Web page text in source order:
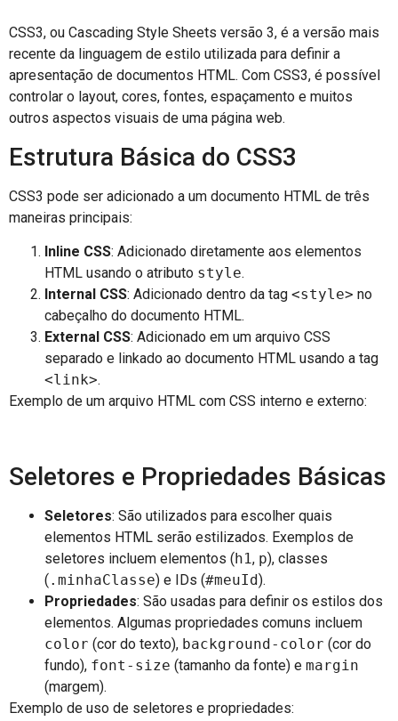
CSS3, ou Cascading Style Sheets versão 3, é a versão mais
recente da linguagem de estilo utilizada para definir a
apresentação de documentos HTML. Com CSS3, é possível
controlar o layout, cores, fontes, espaçamento e muitos
outros aspectos visuais de uma página web.
Estrutura Básica do CSS3
CSS3 pode ser adicionado a um documento HTML de três
maneiras principais:
Inline CSS: Adicionado diretamente aos elementos
HTML usando o atributo style.
Internal CSS: Adicionado dentro da tag <style> no
cabeçalho do documento HTML.
External CSS: Adicionado em um arquivo CSS
separado e linkado ao documento HTML usando a tag
<link>.
Exemplo de um arquivo HTML com CSS interno e externo:
Seletores e Propriedades Básicas
Seletores: São utilizados para escolher quais
elementos HTML serão estilizados. Exemplos de
seletores incluem elementos (h1, p), classes
(.minhaClasse) e IDs (#meuId).
Propriedades: São usadas para definir os estilos dos
elementos. Algumas propriedades comuns incluem
color (cor do texto), background-color (cor do
fundo), font-size (tamanho da fonte) e margin
(margem).
Exemplo de uso de seletores e propriedades: